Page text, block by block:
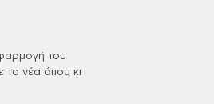
του
νέα όπου κι